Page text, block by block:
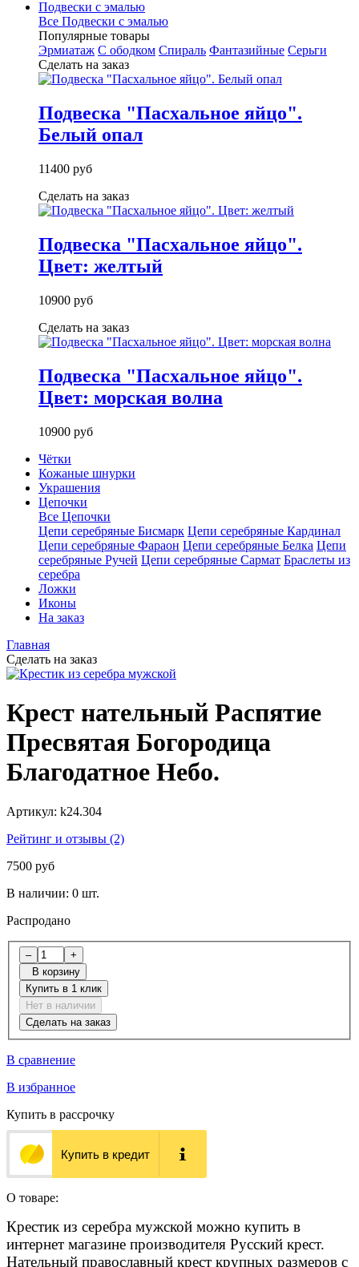
Подвески с эмалью
Все Подвески с эмалью
Популярные товары
Эрмиатаж С ободком Спираль Фантазийные Серьги
Сделать на заказ
Подвеска "Пасхальное яйцо".
Белый опал
11400 руб
Сделать на заказ
Подвеска "Пасхальное яйцо".
Цвет: желтый
10900 руб
Сделать на заказ
Подвеска "Пасхальное яйцо".
Цвет: морская волна
10900 руб
Чётки
Кожаные шнурки
Украшения
Цепочки
Все Цепочки
Цепи серебряные Бисмарк Цепи серебряные Кардинал
Цепи серебряные Фараон Цепи серебряные Белка Цепи
серебряные Ручей Цепи серебряные Сармат Браслеты из
серебра
Ложки
Иконы
На заказ
Главная
Сделать на заказ
Крест нательный Распятие
Пресвятая Богородица
Благодатное Небо.
Артикул: k24.304
Рейтинг и отзывы (2)
7500 руб
В наличии: 0 шт.
Распродано
–
+
В корзину
Купить в 1 клик
Нет в наличии
Сделать на заказ
В сравнение
В избранное
Купить в рассрочку
Купить в кредит
О товаре:
Крестик из серебра мужской можно купить в
интернет магазине производителя Русский крест.
Нательный православный крест крупных размеров с